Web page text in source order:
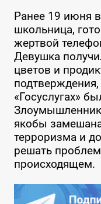
Ранее 19 июня
школьница,
жертвой
Девушка
цветов и
подтверждения,
«Госуслугах»
якобы
терроризма и
решать
происходящем.